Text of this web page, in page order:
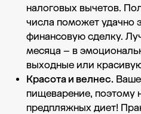
налоговых вычетов.
числа поможет удачно
финансовую сделку.
месяца – в
выходные или
Красота и велнес.
пищеварение, поэтому
предпляжных диет!